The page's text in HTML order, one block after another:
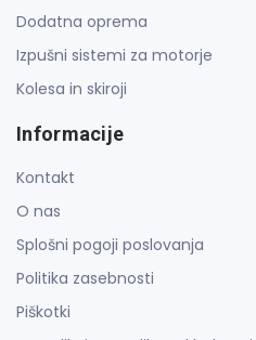
Dodatna oprema
Izpušni sistemi za motorje
Kolesa in skiroji
Informacije
Kontakt
O nas
Splošni pogoji poslovanja
Politika zasebnosti
Piškotki